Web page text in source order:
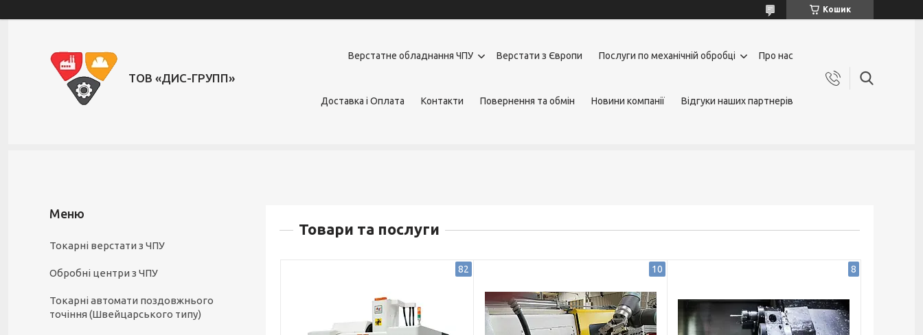
Кошик
ТОВ «ДИС-ГРУПП»
Верстатне обладнання ЧПУ Верстати з Європи Послуги по механічній обробці Про нас
Доставка і Оплата Контакти Повернення та обмін Новини компанії Відгуки наших партнерів
Товари та послуги
82 10 8
Токарні верстати з ЧПУ
Обробні центри з ЧПУ
Токарні автомати поздовжнього
точіння (Швейцарського типу)